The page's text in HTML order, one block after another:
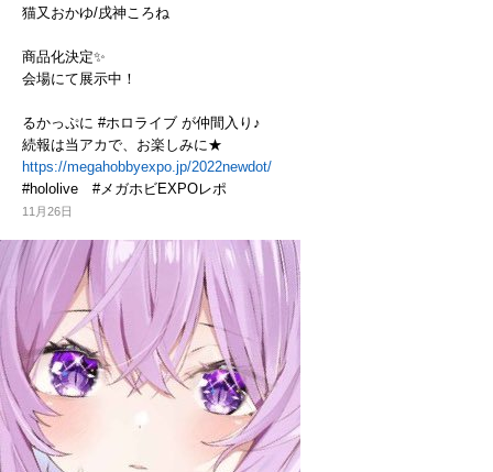
猫又おかゆ/戌神ころね
商品化決定✨
会場にて展示中！
るかっぷに #ホロライブ が仲間入り♪
続報は当アカで、お楽しみに★
https://megahobbyexpo.jp/2022newdot/
#hololive #メガホビEXPOレポ
11月26日